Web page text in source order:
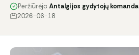
Peržiūrėjo Antalgijos gydytojų komanda
2026-06-18